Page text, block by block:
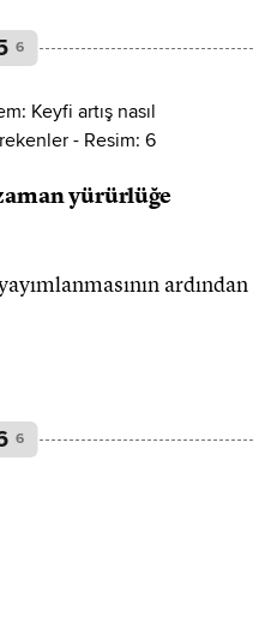
6
yürürlüğe
ardından
6